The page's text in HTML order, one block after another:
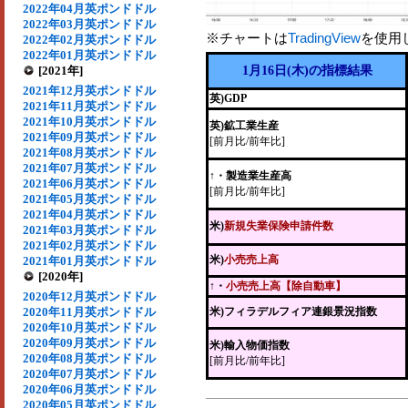
2022年04月英ポンドドル
2022年03月英ポンドドル
2022年02月英ポンドドル
2022年01月英ポンドドル
[2021年]
2021年12月英ポンドドル
2021年11月英ポンドドル
2021年10月英ポンドドル
2021年09月英ポンドドル
2021年08月英ポンドドル
2021年07月英ポンドドル
2021年06月英ポンドドル
2021年05月英ポンドドル
2021年04月英ポンドドル
2021年03月英ポンドドル
2021年02月英ポンドドル
2021年01月英ポンドドル
[2020年]
2020年12月英ポンドドル
2020年11月英ポンドドル
2020年10月英ポンドドル
2020年09月英ポンドドル
2020年08月英ポンドドル
2020年07月英ポンドドル
2020年06月英ポンドドル
2020年05月英ポンドドル
※チャートはTradingViewを使用
1月16日(木)の指標結果
英)GDP
英)鉱工業生産
[前月比/前年比]
↑・製造業生産高
[前月比/前年比]
米)新規失業保険申請件数
米)小売売上高
↑・ 小売売上高【除自動車】
米)フィラデルフィア連銀景況指数
米)輸入物価指数
[前月比/前年比]